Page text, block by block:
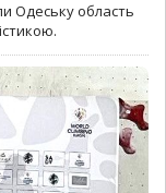
Одеську область